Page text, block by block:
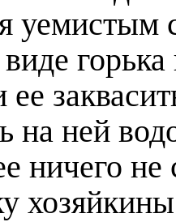
уемистым
на ней
ничего